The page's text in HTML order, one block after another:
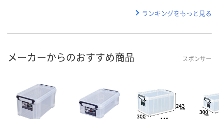
ランキングをもっと見る
メーカーからのおすすめ商品 スポンサー